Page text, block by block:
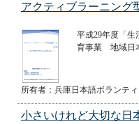
アクティブラーニング
平成29年度「生
育事業 地域日
所有者：兵庫日本語ボランテ
小さいけれど大切な日